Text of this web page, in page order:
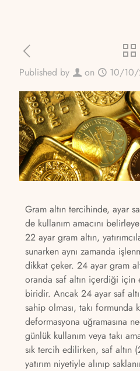
Published by on 10/
Gram altın tercihinde, ayar
de kullanım amacını
22 ayar gram altın,
sunarken aynı zamanda
dikkat çeker. 24 ayar gram
oranda saf altın içerdiği
biridir. Ancak 24 ayar saf
sahip olması, takı formunda
deformasyona uğramasına
günlük kullanım veya takı
sık tercih edilirken, saf altın
yatırım niyetiyle alınıp